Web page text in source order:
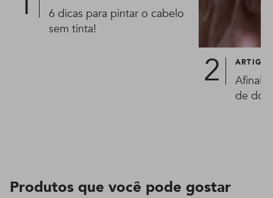
6 dicas para pintar o cabelo
sem tinta!
ARTIGO
Afinal,
de
Produtos que você pode gostar